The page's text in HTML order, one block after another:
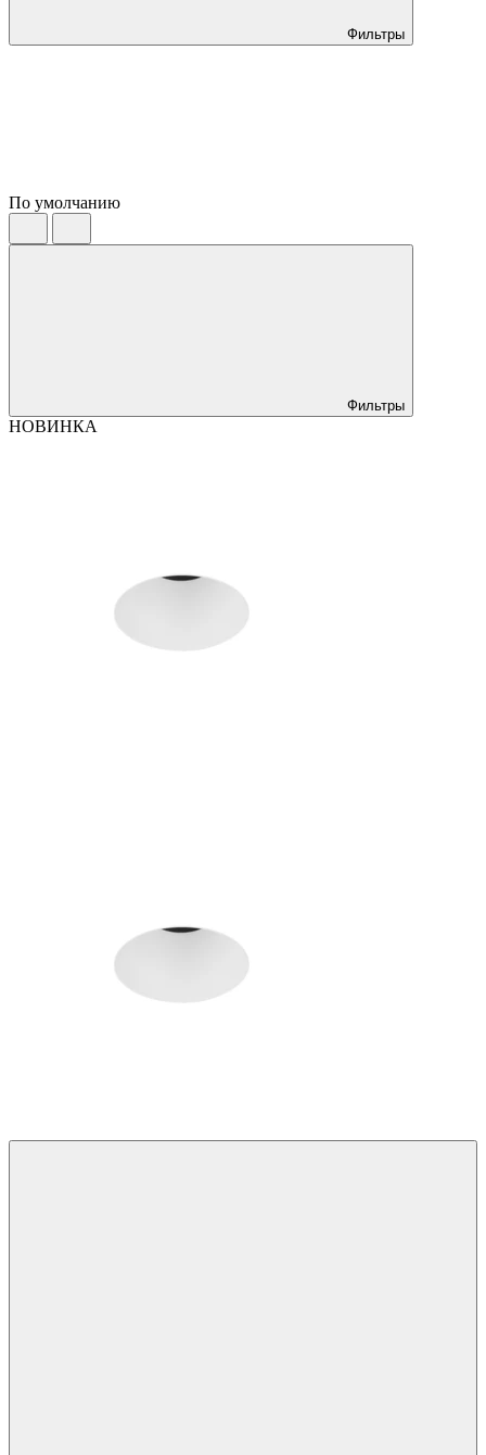
Фильтры
По умолчанию
Фильтры
НОВИНКА